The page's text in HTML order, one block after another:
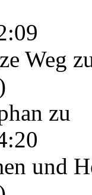
Weg
zu
und